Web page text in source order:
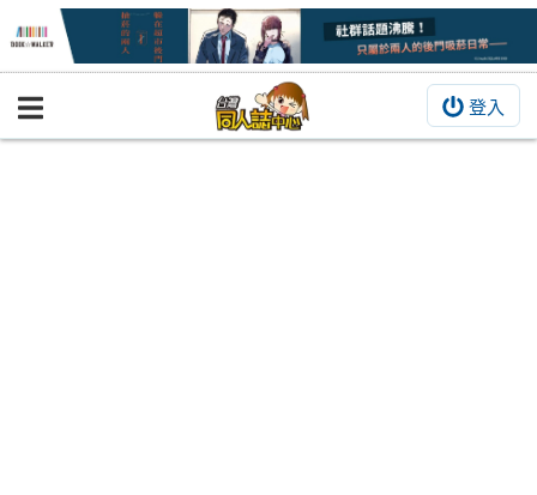
登入
BOOKY書集倉庫